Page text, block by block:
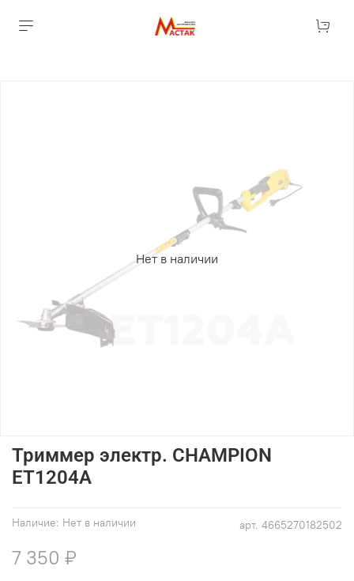
Нет в наличии
арт. 4665270182502
Наличие: Нет в наличии
Триммер электр. CHAMPION
ET1204А
7 350 ₽